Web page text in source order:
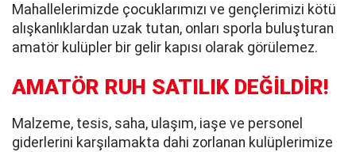
Mahallelerimizde çocuklarımızı ve gençlerimizi kötü
alışkanlıklardan uzak tutan, onları sporla buluşturan
amatör kulüpler bir gelir kapısı olarak görülemez.
AMATÖR RUH SATILIK DEĞİLDİR!
Malzeme, tesis, saha, ulaşım, iaşe ve personel
giderlerini karşılamakta dahi zorlanan kulüplerimize